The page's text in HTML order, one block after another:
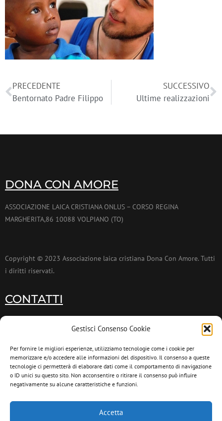
Gestisci Consenso Cookie
Per fornire le migliori esperienze, utilizziamo tecnologie come i cookie per
memorizzare e/o accedere alle informazioni del dispositivo. Il consenso a queste
tecnologie ci permetterà di elaborare dati come il comportamento di navigazione
o ID unici su questo sito. Non acconsentire o ritirare il consenso può influire
negativamente su alcune caratteristiche e funzioni.
Accetta
PRECEDENTE
Bentornato Padre Filippo
SUCCESSIVO
Ultime realizzazioni
DONA CON AMORE
ASSOCIAZIONE LAICA CRISTIANA ONLUS – CORSO REGINA
MARGHERITA,86 10088 VOLPIANO (TO)
Copyright © 2023 Associazione laica cristiana Dona Con Amore. Tutti
i diritti riservati.
CONTATTI
011 9953173
011 9953174
info@donaconamore.it
INFORMATIVA PRIVACY